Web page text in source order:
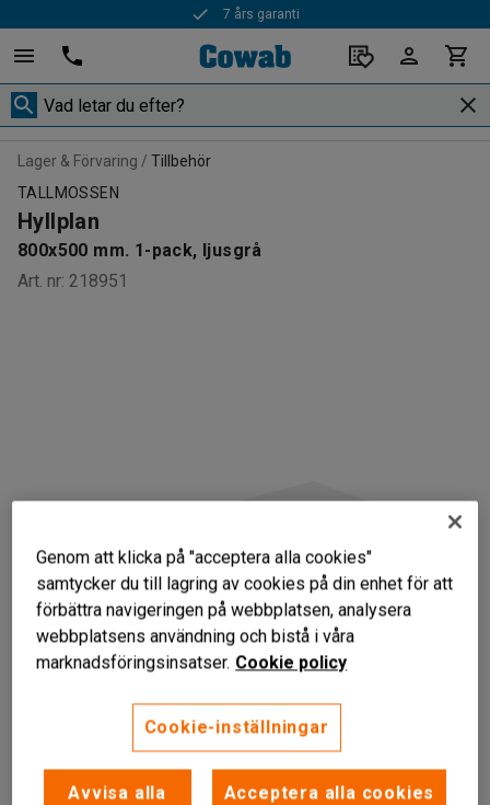
7 års garanti
Lager & Förvaring
Tillbehör
TALLMOSSEN
Hyllplan
800x500 mm. 1-pack, ljusgrå
Art. nr: 218951
Genom att klicka på "acceptera alla cookies"
samtycker du till lagring av cookies på din enhet för att
förbättra navigeringen på webbplatsen, analysera
webbplatsens användning och bistå i våra
marknadsföringsinsatser. Cookie policy
Cookie-inställningar
Avvisa alla Acceptera alla cookies